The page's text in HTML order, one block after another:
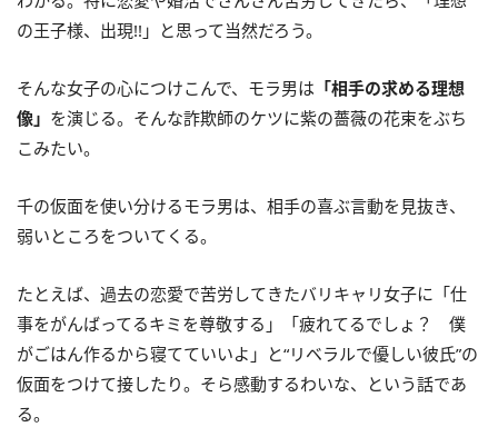
の王子様、出現!!」と思って当然だろう。
そんな女子の心につけこんで、モラ男は 「相手の求める理想
像」 を演じる。そんな詐欺師のケツに紫の薔薇の花束をぶち
こみたい。
千の仮面を使い分けるモラ男は、相手の喜ぶ言動を見抜き、
弱いところをついてくる。
たとえば、過去の恋愛で苦労してきたバリキャリ女子に「仕
事をがんばってるキミを尊敬する」「疲れてるでしょ？ 僕
がごはん作るから寝てていいよ」と“リベラルで優しい彼氏”の
仮面をつけて接したり。そら感動するわいな、という話であ
る。